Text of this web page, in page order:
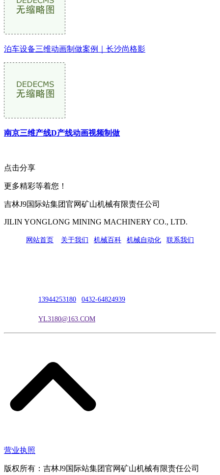
泊车设备三维动画制做案例｜长沙尚格影
南京三维产线D产线动画视频制做
点击分享
更多精彩等着您！
吉林J9国际站集团官网矿山机械有限责任公司
JILIN YONGLONG MINING MACHINERY CO., LTD.
网站首页 关于我们 机械百科 机械自动化 联系我们
13944253180 0432-64824939
YL3180@163.COM
营业执照
版权所有：吉林J9国际站集团官网矿山机械有限责任公司